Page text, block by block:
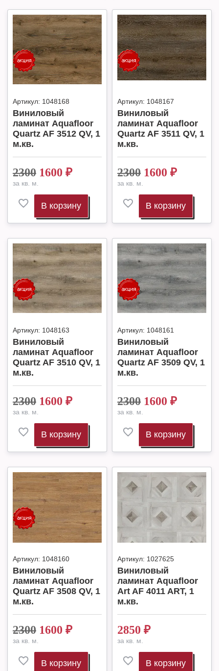
Артикул: 1048168
Виниловый
ламинат Aquafloor
Quartz AF 3512 QV, 1
м.кв.
2300 1600 ₽
за кв. м.
В корзину
Артикул: 1048167
Виниловый
ламинат Aquafloor
Quartz AF 3511 QV, 1
м.кв.
2300 1600 ₽
за кв. м.
В корзину
Артикул: 1048163
Виниловый
ламинат Aquafloor
Quartz AF 3510 QV, 1
м.кв.
2300 1600 ₽
за кв. м.
В корзину
Артикул: 1048161
Виниловый
ламинат Aquafloor
Quartz AF 3509 QV, 1
м.кв.
2300 1600 ₽
за кв. м.
В корзину
Артикул: 1048160
Виниловый
ламинат Aquafloor
Quartz AF 3508 QV, 1
м.кв.
2300 1600 ₽
за кв. м.
В корзину
Артикул: 1027625
Виниловый
ламинат Aquafloor
Art AF 4011 ART, 1
м.кв.
2850 ₽
за кв. м.
В корзину